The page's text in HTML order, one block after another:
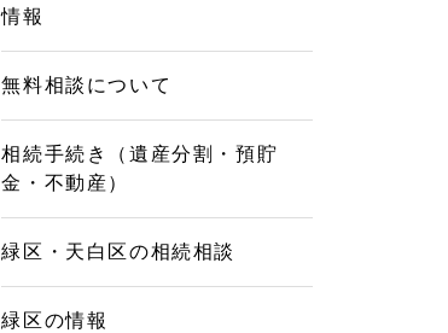
情報
無料相談について
相続手続き（遺産分割・預貯
金・不動産）
緑区・天白区の相続相談
緑区の情報